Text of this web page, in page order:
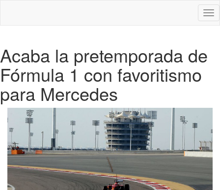
Acaba la pretemporada de
Fórmula 1 con favoritismo
para Mercedes